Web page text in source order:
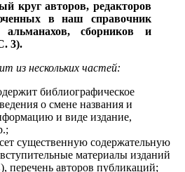
круг авторов, редакторов
в наш справочник
альманахов, сборников и
3).
из нескольких частей:
библиографическое
о смене названия и
и виде издание,
существенную содержательную
материалы изданий
перечень авторов публикаций;